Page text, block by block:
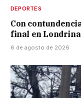
DEPORTES
Con
final en Londrina
6 de agosto de 2026